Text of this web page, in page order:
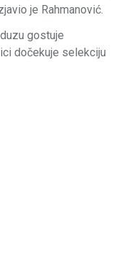
je Rahmanović.
gostuje
dočekuje selekciju